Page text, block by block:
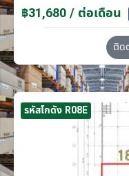
฿31,680 / ต่อเดือน
ติด
รหัสโกดัง R08E